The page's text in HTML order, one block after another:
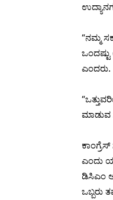
“ನಮ್ಮ
ಎಂದರು.
ಮಾಡುವ
ಎಂದು
ಡಿಸಿಎಂ
ಒಬ್ಬರು